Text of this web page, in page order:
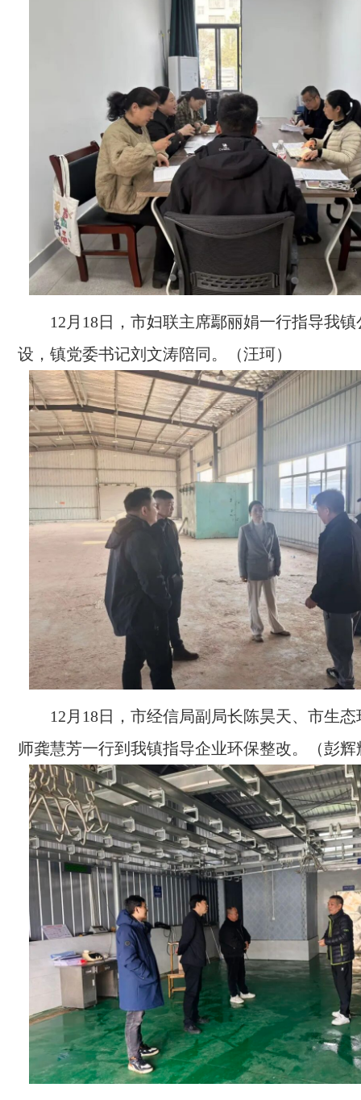
12月18日，市妇联主席鄢丽娟一行指导我
设，镇党委书记刘文涛陪同。（汪珂）
12月18日，市经信局副局长陈昊天、市生
师龚慧芳一行到我镇指导企业环保整改。（彭辉